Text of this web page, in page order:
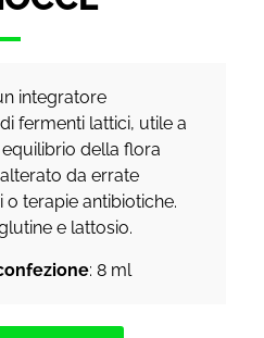
integratore
fermenti lattici, utile a
della flora
da errate
terapie antibiotiche.
e lattosio.
: 8 ml